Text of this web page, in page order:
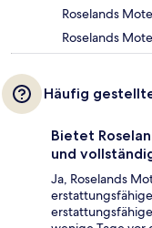
Roselands
Roselands
Häufig
Bietet
und
Ja, Roselands